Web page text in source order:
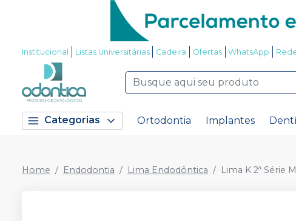
Institucional Listas Universitárias Cadeira Ofertas WhatsApp
Categorias Ortodontia Implantes
Home Endodontia Lima Endodôntica Lima K 2ª Série